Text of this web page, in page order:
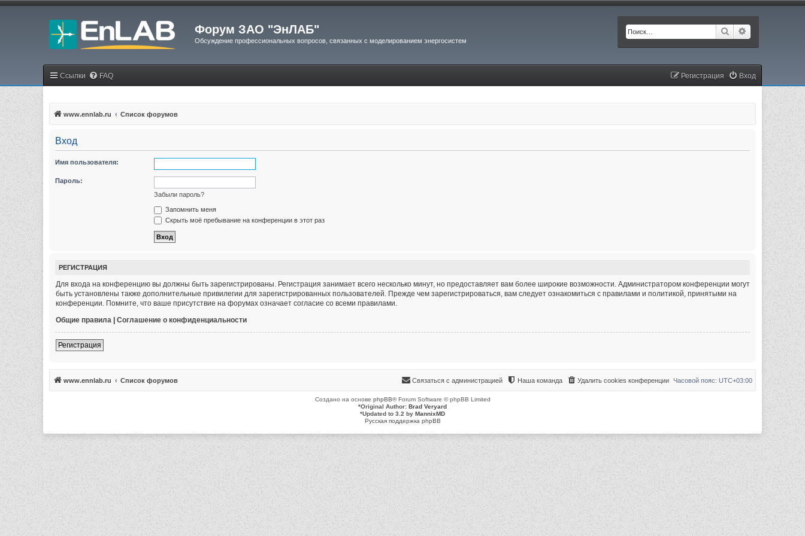
Форум ЗАО "ЭнЛАБ"
Обсуждение профессиональных вопросов, связанных с моделированием энергосистем
Поиск
Ссылки FAQ Вход
Регистрация
www.ennlab.ru Список форумов
Вход
Имя пользователя:
Пароль:
Забыли пароль?
Запомнить меня
Скрыть моё пребывание на конференции в этот раз
РЕГИСТРАЦИЯ
Для входа на конференцию вы должны быть зарегистрированы. Регистрация занимает всего несколько минут, но предоставляет вам более широкие возможности. Администратором конференции могут
быть установлены также дополнительные привилегии для зарегистрированных пользователей. Прежде чем зарегистрироваться, вам следует ознакомиться с правилами и политикой, принятыми на
конференции. Помните, что ваше присутствие на форумах означает согласие со всеми правилами.
Общие правила | Соглашение о конфиденциальности
Регистрация
www.ennlab.ru Список форумов Часовой пояс: UTC+03:00
Удалить cookies конференции
Наша команда
Связаться с администрацией
Создано на основе phpBB® Forum Software © phpBB Limited
*Original Author: Brad Veryard
*Updated to 3.2 by MannixMD
Русская поддержка phpBB